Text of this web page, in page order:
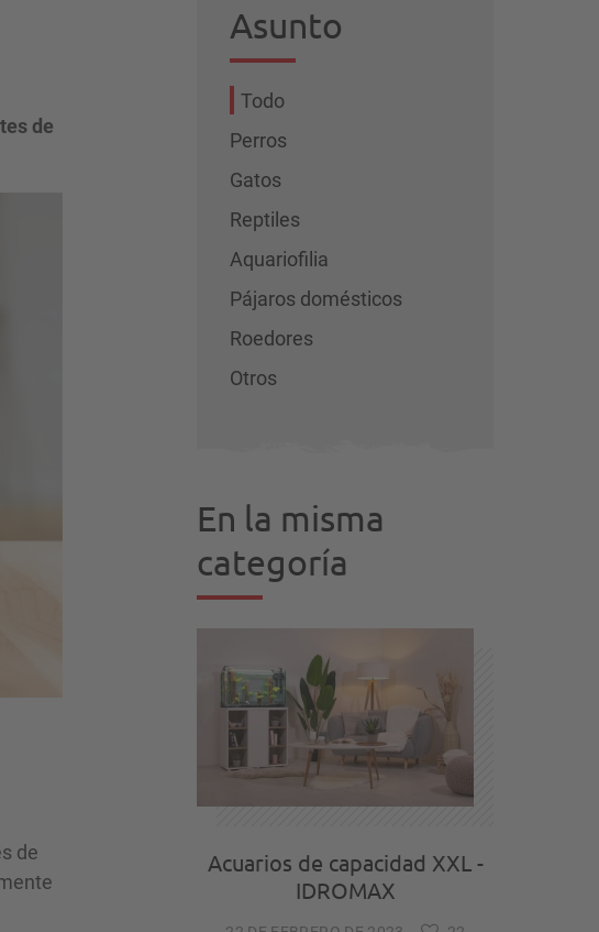
de
de
Asunto
Todo
Perros
Gatos
Reptiles
Aquariofilia
Pájaros domésticos
Roedores
Otros
En la misma
categoría
Acuarios de capacidad XXL -
IDROMAX